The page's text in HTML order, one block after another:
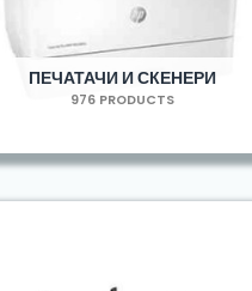
ПЕЧАТАЧИ И СКЕНЕРИ
976 PRODUCTS